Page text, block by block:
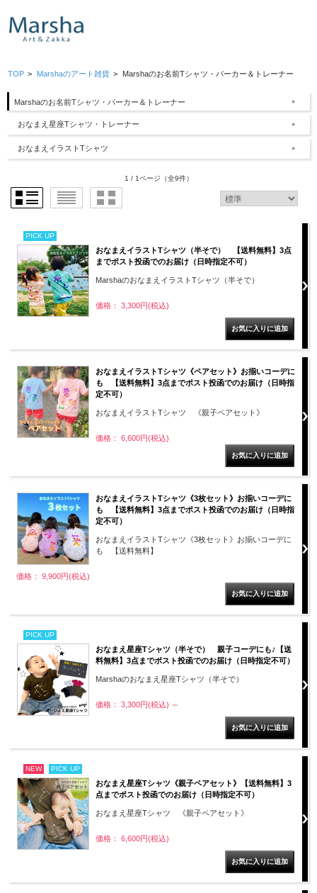
TOP > Marshaのアート雑貨 > Marshaのお名前Tシャツ・パーカー＆トレーナー
Marshaのお名前Tシャツ・パーカー＆トレーナー
おなまえ星座Tシャツ・トレーナー
おなまえイラストTシャツ
1 / 1ページ （全9件）
PICK UP
おなまえイラストTシャツ（半そで） 【送料無料】3点
までポスト投函でのお届け（日時指定不可）
MarshaのおなまえイラストTシャツ（半そで）
価格： 3,300円(税込)
おなまえイラストTシャツ《ペアセット》お揃いコーデに
も 【送料無料】3点までポスト投函でのお届け（日時指
定不可）
おなまえイラストTシャツ 《親子ペアセット》
価格： 6,600円(税込)
おなまえイラストTシャツ《3枚セット》お揃いコーデに
も 【送料無料】3点までポスト投函でのお届け（日時指
定不可）
おなまえイラストTシャツ《3枚セット》お揃いコーデに
も 【送料無料】
価格： 9,900円(税込)
PICK UP
おなまえ星座Tシャツ（半そで） 親子コーデにも♪【送
料無料】3点までポスト投函でのお届け（日時指定不可）
Marshaのおなまえ星座Tシャツ（半そで）
価格： 3,300円(税込) ～
NEW PICK UP
おなまえ星座Tシャツ《親子ペアセット》【送料無料】3
点までポスト投函でのお届け（日時指定不可）
おなまえ星座Tシャツ 《親子ペアセット》
価格： 6,600円(税込)